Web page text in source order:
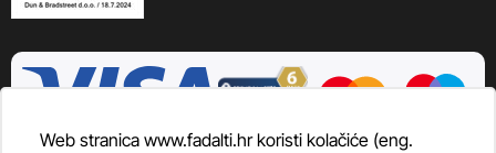
Web stranica www.fadalti.hr koristi kolačiće (eng.